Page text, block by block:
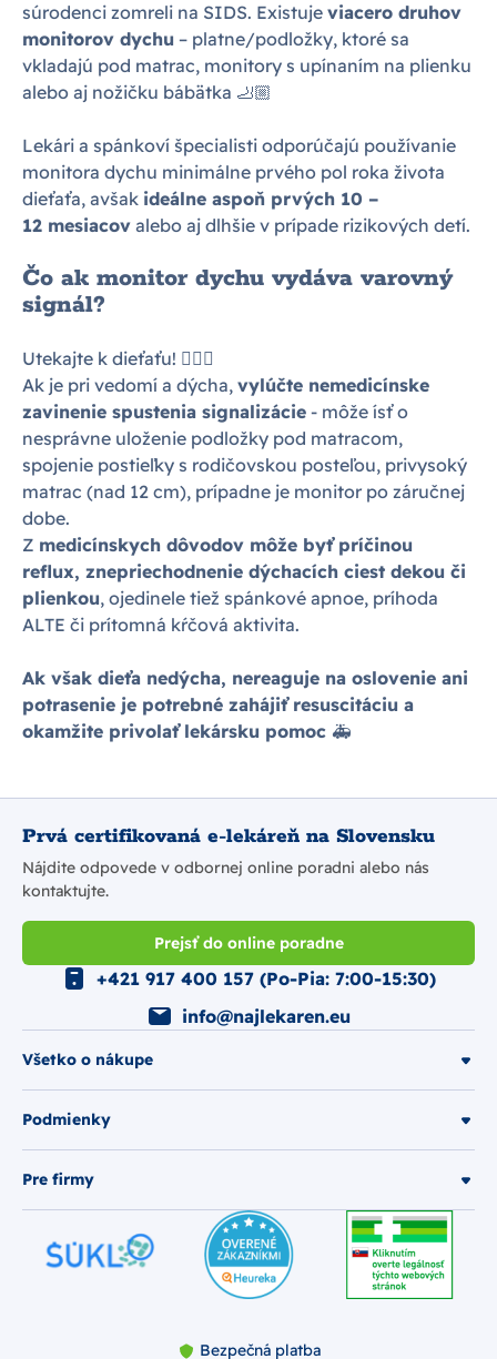
súrodenci zomreli na SIDS. Existuje viacero druhov
monitorov dychu – platne/podložky, ktoré sa
vkladajú pod matrac, monitory s upínaním na plienku
alebo aj nožičku bábätka 🦶🏼
Lekári a spánkoví špecialisti odporúčajú používanie
monitora dychu minimálne prvého pol roka života
dieťaťa, avšak ideálne aspoň prvých 10 –
12 mesiacov alebo aj dlhšie v prípade rizikových detí.
Čo ak monitor dychu vydáva varovný
signál?
Utekajte k dieťaťu! 🏃🏻‍♀️
Ak je pri vedomí a dýcha, vylúčte nemedicínske
zavinenie spustenia signalizácie - môže ísť o
nesprávne uloženie podložky pod matracom,
spojenie postieľky s rodičovskou posteľou, privysoký
matrac (nad 12 cm), prípadne je monitor po záručnej
dobe.
Z medicínskych dôvodov môže byť príčinou
reflux, znepriechodnenie dýchacích ciest dekou či
plienkou, ojedinele tiež spánkové apnoe, príhoda
ALTE či prítomná kŕčová aktivita.
Ak však dieťa nedýcha, nereaguje na oslovenie ani
potrasenie je potrebné zahájiť resuscitáciu a
okamžite privolať lekársku pomoc 🚑
Prvá certifikovaná e-lekáreň na Slovensku
Nájdite odpovede v odbornej online poradni alebo nás
kontaktujte.
Prejsť do online poradne
Všetko o nákupe
Podmienky
Pre firmy
+421 917 400 157 (Po-Pia: 7:00-15:30)
info@najlekaren.eu
Bezpečná platba